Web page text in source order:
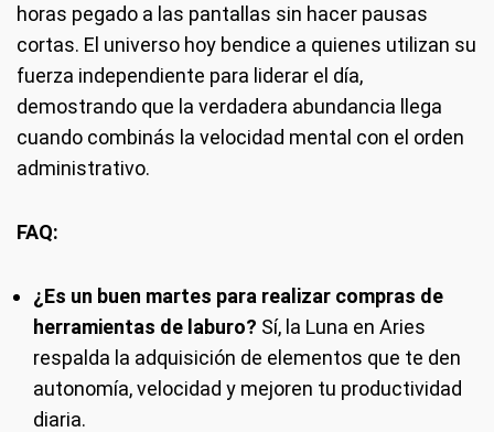
horas pegado a las pantallas sin hacer pausas
cortas. El universo hoy bendice a quienes utilizan su
fuerza independiente para liderar el día,
demostrando que la verdadera abundancia llega
cuando combinás la velocidad mental con el orden
administrativo.
FAQ:
¿Es un buen martes para realizar compras de
herramientas de laburo? Sí, la Luna en Aries
respalda la adquisición de elementos que te den
autonomía, velocidad y mejoren tu productividad
diaria.